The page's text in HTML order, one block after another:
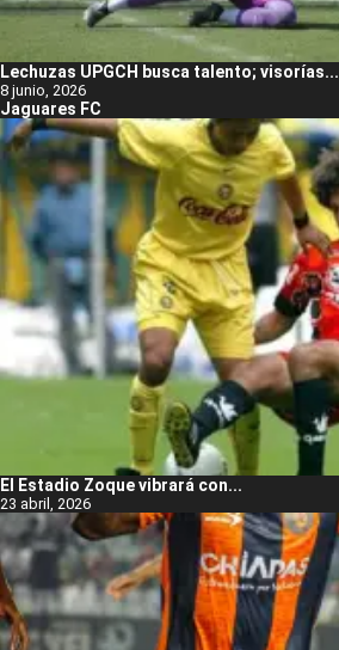
Lechuzas UPGCH busca talento; visorías...
8 junio, 2026
Jaguares FC
El Estadio Zoque vibrará con...
23 abril, 2026